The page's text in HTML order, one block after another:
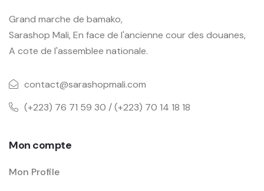
Grand marche de bamako,
Sarashop Mali, En face de l'ancienne cour des douanes,
A cote de l'assemblee nationale.
contact@sarashopmali.com
(+223) 76 71 59 30 / (+223) 70 14 18 18
Mon compte
Mon Profile